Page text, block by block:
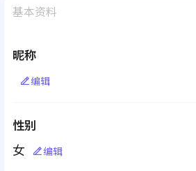
基本资料
昵称
编辑
性别
女 编辑